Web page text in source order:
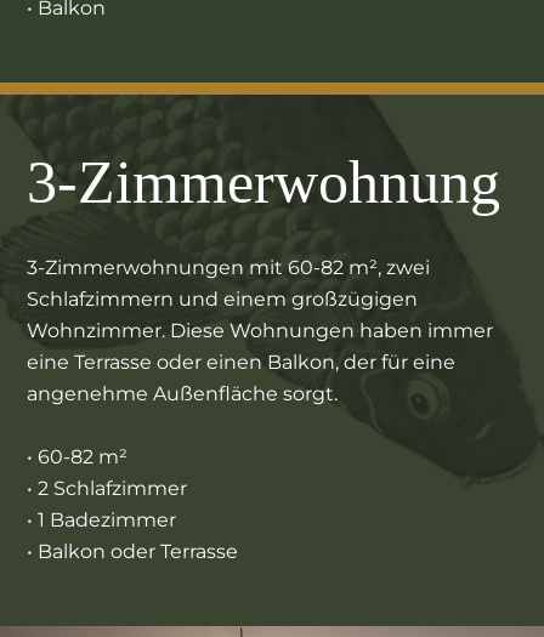
• Balkon
3-Zimmerwohnung
3-Zimmerwohnungen mit 60-82 m², zwei
Schlafzimmern und einem großzügigen
Wohnzimmer. Diese Wohnungen haben immer
eine Terrasse oder einen Balkon, der für eine
angenehme Außenfläche sorgt.
• 60-82 m²
• 2 Schlafzimmer
• 1 Badezimmer
• Balkon oder Terrasse